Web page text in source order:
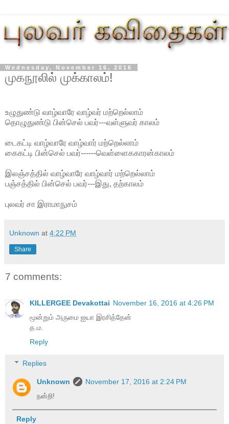
Wednesday, November 16, 2016
முகநூலில் முக்காலம்!
உழுதுண்டு வாழ்வாரே வாழ்வர் மற்றெல்லாம்
தொழுதுண்டு பின்செல் பவர்---வள்ளுவர் காலம்
டைகட்டி வாழ்வாரே வாழ்வார் மற்றெல்லாம்
கைகட்டி பின்செல் பவர்------வெள்ளைககாரன்காலம்
இலஞ்சத்தில் வாழ்வாரே வாழ்வார் மற்றெல்லாம்
பஞ்சத்தில் பின்செல் பவர்---இது, தற்காலம்
புலவர் சா இராமாநுசம்
Unknown at 4:22 PM
Share
7 comments:
KILLERGEE Devakottai November 16, 2016 at 4:26 PM
மூன்றும் அருமை ஐயா இரசித்தேன்
த.ம.
Reply
Replies
Unknown
November 17, 2016 at 2:24 PM
நன்றி!
Reply